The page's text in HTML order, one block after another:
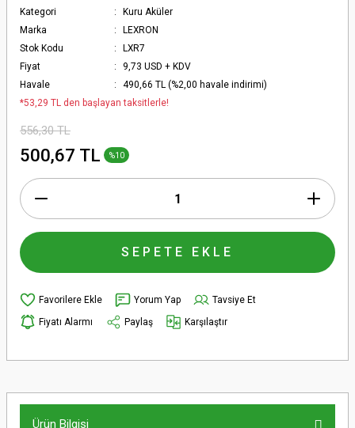
Kategori
Kuru Aküler
Marka
LEXRON
Stok Kodu
LXR7
Fiyat
9,73 USD + KDV
Havale
490,66 TL (%2,00 havale indirimi)
*53,29 TL den başlayan taksitlerle!
556,30 TL
500,67 TL %10
SEPETE EKLE
Yorum Yap
Tavsiye Et
Fiyatı Alarmı
Paylaş Karşılaştır
Ürün Bilgisi